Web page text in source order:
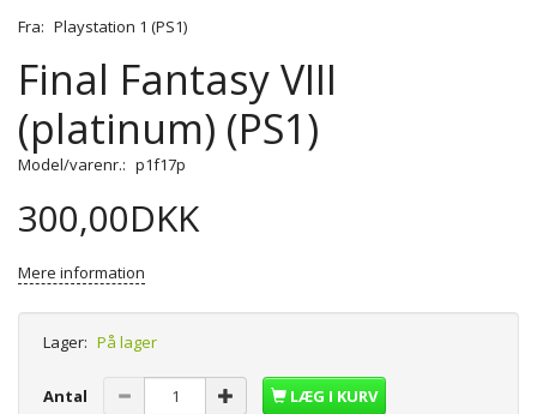
Fra: Playstation 1 (PS1)
Final Fantasy VIII
(platinum) (PS1)
Model/varenr.: p1f17p
300,00DKK
Mere information
Lager: På lager
Antal LÆG I KURV